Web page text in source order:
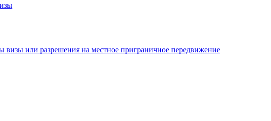
или разрешения на местное приграничное передвижение